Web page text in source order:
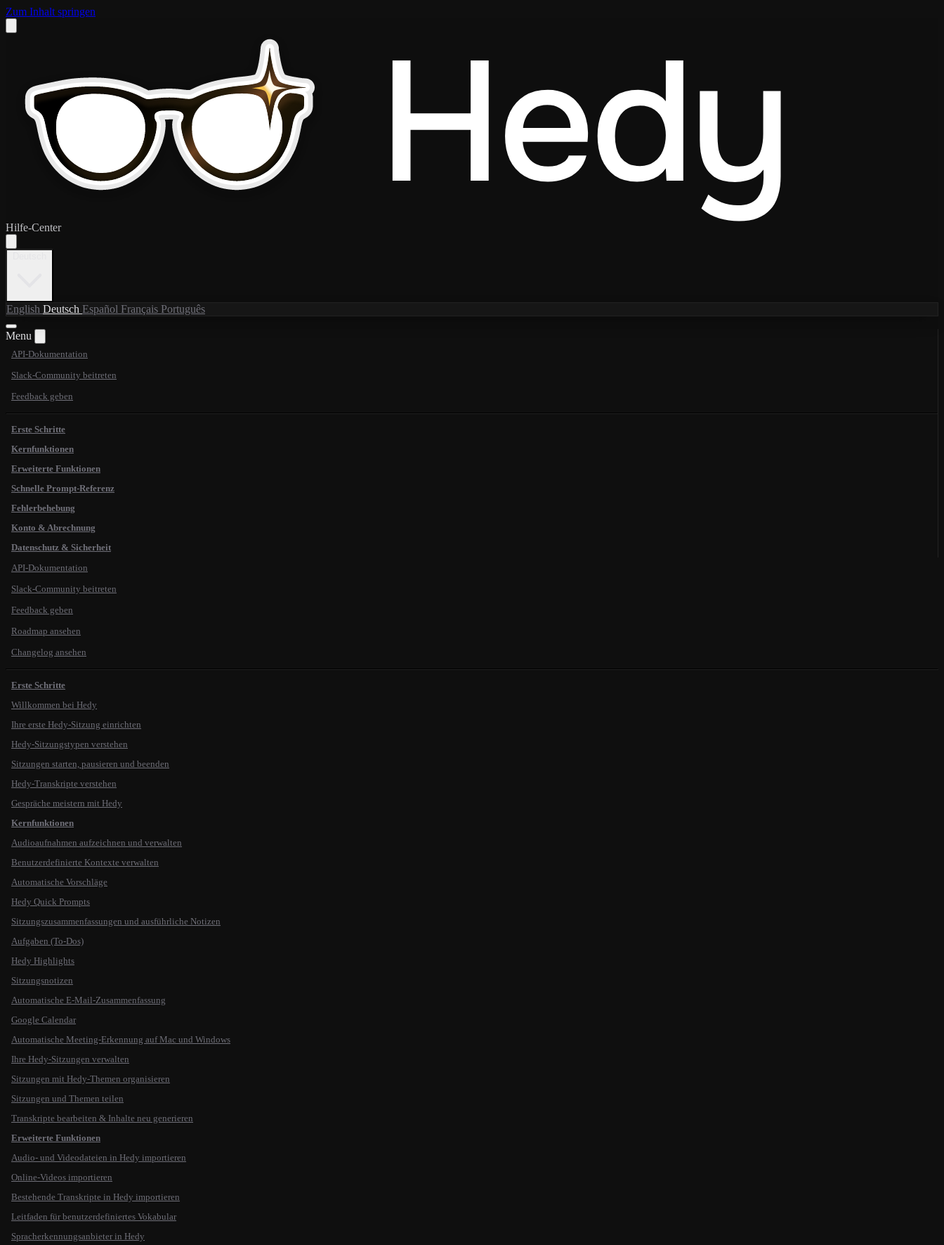
Zum Inhalt springen
Hilfe-Center
English Deutsch Español Français Português
Menu
API-Dokumentation
Slack-Community beitreten
Feedback geben
Erste Schritte
Kernfunktionen
Erweiterte Funktionen
Schnelle Prompt-Referenz
Fehlerbehebung
Konto & Abrechnung
Datenschutz & Sicherheit
API-Dokumentation
Slack-Community beitreten
Feedback geben
Roadmap ansehen
Changelog ansehen
Erste Schritte
Willkommen bei Hedy
Ihre erste Hedy-Sitzung einrichten
Hedy-Sitzungstypen verstehen
Sitzungen starten, pausieren und beenden
Hedy-Transkripte verstehen
Gespräche meistern mit Hedy
Kernfunktionen
Audioaufnahmen aufzeichnen und verwalten
Benutzerdefinierte Kontexte verwalten
Automatische Vorschläge
Hedy Quick Prompts
Sitzungszusammenfassungen und ausführliche Notizen
Aufgaben (To-Dos)
Hedy Highlights
Sitzungsnotizen
Automatische E-Mail-Zusammenfassung
Google Calendar
Automatische Meeting-Erkennung auf Mac und Windows
Ihre Hedy-Sitzungen verwalten
Sitzungen mit Hedy-Themen organisieren
Sitzungen und Themen teilen
Transkripte bearbeiten & Inhalte neu generieren
Erweiterte Funktionen
Audio- und Videodateien in Hedy importieren
Online-Videos importieren
Bestehende Transkripte in Hedy importieren
Leitfaden für benutzerdefiniertes Vokabular
Spracherkennungsanbieter in Hedy